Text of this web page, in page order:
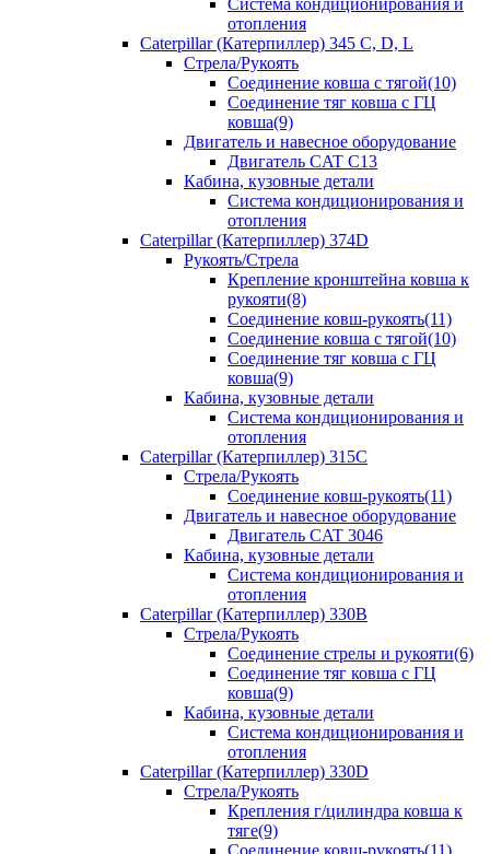
Система кондиционирования и
отопления
Caterpillar (Катерпиллер) 345 C, D, L
Стрела/Рукоять
Соединение ковша с тягой(10)
Соединение тяг ковша с ГЦ
ковша(9)
Двигатель и навесное оборудование
Двигатель CAT C13
Кабина, кузовные детали
Система кондиционирования и
отопления
Caterpillar (Катерпиллер) 374D
Рукоять/Стрела
Крепление кронштейна ковша к
рукояти(8)
Соединение ковш-рукоять(11)
Соединение ковша с тягой(10)
Соединение тяг ковша с ГЦ
ковша(9)
Кабина, кузовные детали
Система кондиционирования и
отопления
Caterpillar (Катерпиллер) 315C
Стрела/Рукоять
Соединение ковш-рукоять(11)
Двигатель и навесное оборудование
Двигатель CAT 3046
Кабина, кузовные детали
Система кондиционирования и
отопления
Caterpillar (Катерпиллер) 330B
Стрела/Рукоять
Соединение стрелы и рукояти(6)
Соединение тяг ковша с ГЦ
ковша(9)
Кабина, кузовные детали
Система кондиционирования и
отопления
Caterpillar (Катерпиллер) 330D
Стрела/Рукоять
Крепления г/цилиндра ковша к
тяге(9)
Соединение ковш-рукоять(11)